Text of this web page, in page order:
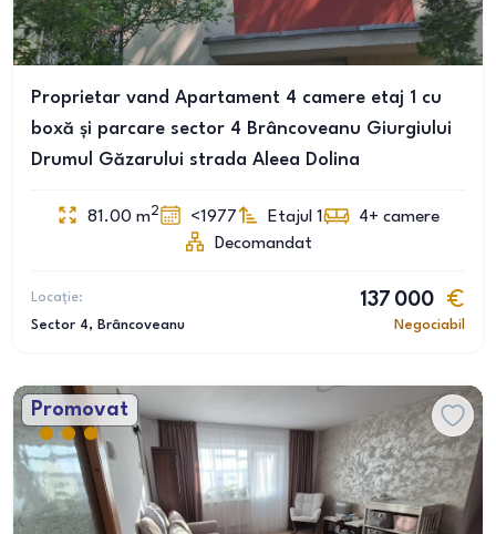
Proprietar vand Apartament 4 camere etaj 1 cu
boxă și parcare sector 4 Brâncoveanu Giurgiului
Drumul Găzarului strada Aleea Dolina
81.00 m2 <1977 Etajul 1 4+ camere
Decomandat
Locație:
Sector 4, Brâncoveanu
137 000
Negociabil
Promovat